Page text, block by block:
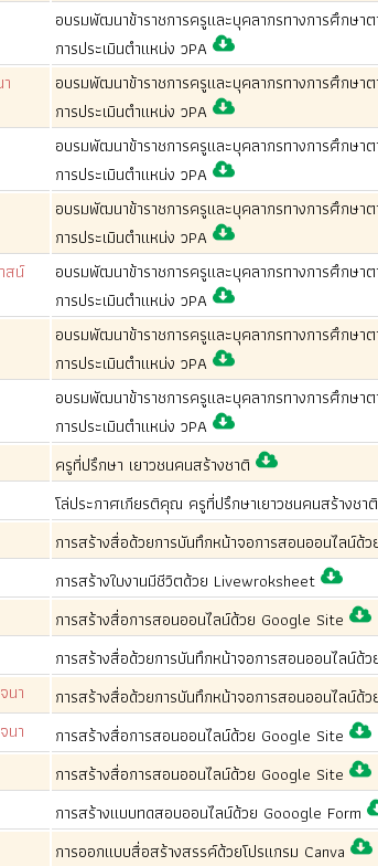
อบรมพัฒนาข้าราชการครูและบุคลากรทางการศึกษา
การประเมินตำแหน่ง วPA
อบรมพัฒนาข้าราชการครูและบุคลากรทางการศึกษา
การประเมินตำแหน่ง วPA
อบรมพัฒนาข้าราชการครูและบุคลากรทางการศึกษา
การประเมินตำแหน่ง วPA
อบรมพัฒนาข้าราชการครูและบุคลากรทางการศึกษา
การประเมินตำแหน่ง วPA
สน์
อบรมพัฒนาข้าราชการครูและบุคลากรทางการศึกษา
การประเมินตำแหน่ง วPA
อบรมพัฒนาข้าราชการครูและบุคลากรทางการศึกษา
การประเมินตำแหน่ง วPA
อบรมพัฒนาข้าราชการครูและบุคลากรทางการศึกษา
การประเมินตำแหน่ง วPA
ครูที่ปรึกษา เยาวชนคนสร้างชาติ
โล่ประกาศเกียรติคุณ ครูที่ปรึกษาเยาวชนคนสร้างชาติ
การสร้างสื่อด้วยการบันทึกหน้าจอการสอนออนไลน์ด้
การสร้างใบงานมีชีวิตด้วย Livewroksheet
การสร้างสื่อการสอนออนไลน์ด้วย Google Site
การสร้างสื่อด้วยการบันทึกหน้าจอการสอนออนไลน์ด้
นา
การสร้างสื่อด้วยการบันทึกหน้าจอการสอนออนไลน์ด้
นา
การสร้างสื่อการสอนออนไลน์ด้วย Google Site
การสร้างสื่อการสอนออนไลน์ด้วย Google Site
การสร้างแบบทดสอบออนไลน์ด้วย Gooogle Form
การออกแบบสื่อสร้างสรรค์ด้วยโปรแกรม Canva